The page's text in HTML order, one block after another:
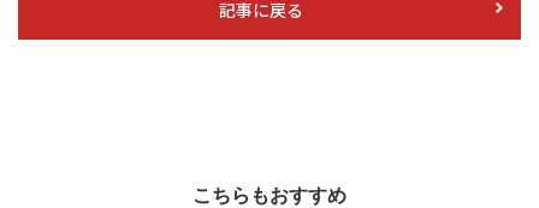
記事に戻る
こちらもおすすめ